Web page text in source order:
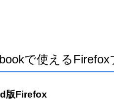
で使える
版Firefox